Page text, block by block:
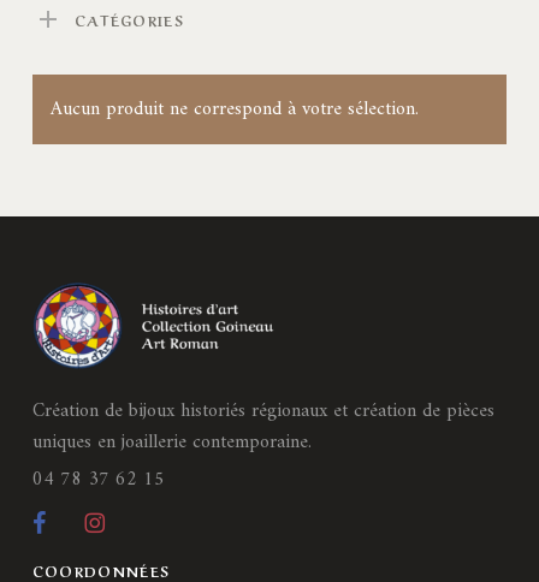
CATÉGORIES
Aucun produit ne correspond à votre sélection.
Création de bijoux historiés régionaux et création de pièces
uniques en joaillerie contemporaine.
04 78 37 62 15
COORDONNÉES